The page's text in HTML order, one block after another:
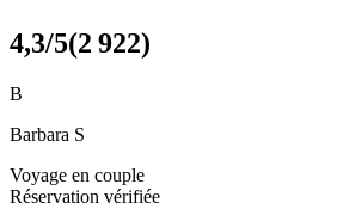
4,3/5(2 922)
B
Barbara S
Voyage en couple
Réservation vérifiée